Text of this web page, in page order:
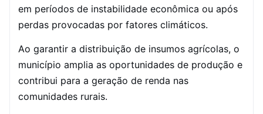
em períodos de instabilidade econômica ou após
perdas provocadas por fatores climáticos.
Ao garantir a distribuição de insumos agrícolas, o
município amplia as oportunidades de produção e
contribui para a geração de renda nas
comunidades rurais.